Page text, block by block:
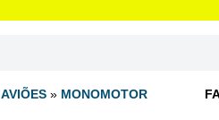
AVIÕES » MONOMOTOR